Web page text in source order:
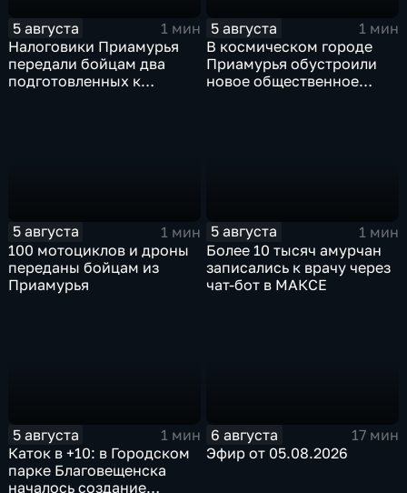
5 августа
1 мин
Налоговики Приамурья
передали бойцам два
подготовленных к
5 августа
1 мин
В космическом городе
Приамурья обустроили
новое общественное
5 августа
1 мин
100 мотоциклов и дроны
переданы бойцам из
Приамурья
5 августа
1 мин
Более 10 тысяч амурчан
записались к врачу через
чат-бот в МАКСЕ
5 августа
1 мин
Каток в +10: в Городском
парке Благовещенска
началось создание
6 августа
17 мин
Эфир от 05.08.2026